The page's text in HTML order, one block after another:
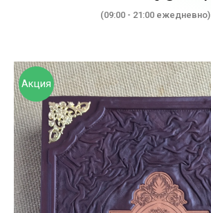
(09:00 - 21:00 ежедневно)
Акция